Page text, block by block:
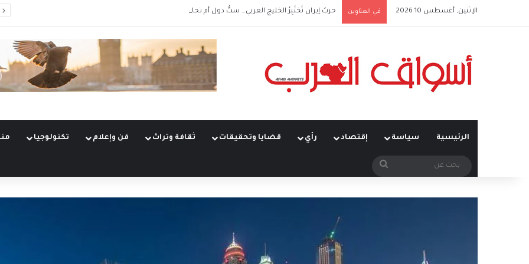
الإثنين, أغسطس 10 2026 في العناوين حربُ إيران تَختَبِرُ الخليج العربي… ستُّ دول أم تحالفٌ واحد؟
الرئيسية سياسة إقتصاد رأي قضايا وتحقيقات ثقافة وتراث فن وإعلام تكنولوجيا
بحث